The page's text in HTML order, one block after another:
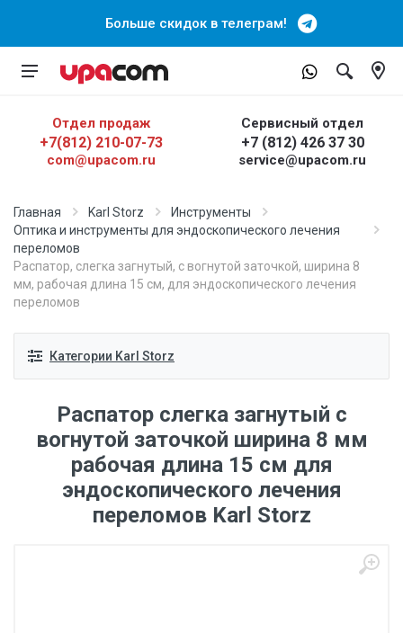
Больше скидок в телеграм!
Отдел продаж
+7(812) 210-07-73
com@upacom.ru
Сервисный отдел
+7 (812) 426 37 30
service@upacom.ru
Главная Karl Storz
Инструменты
Оптика и инструменты для эндоскопического лечения
переломов
Распатор, слегка загнутый, с вогнутой заточкой, ширина 8
мм, рабочая длина 15 см, для эндоскопического лечения
переломов
Категории Karl Storz
Распатор слегка загнутый с
вогнутой заточкой ширина 8 мм
рабочая длина 15 см для
эндоскопического лечения
переломов Karl Storz